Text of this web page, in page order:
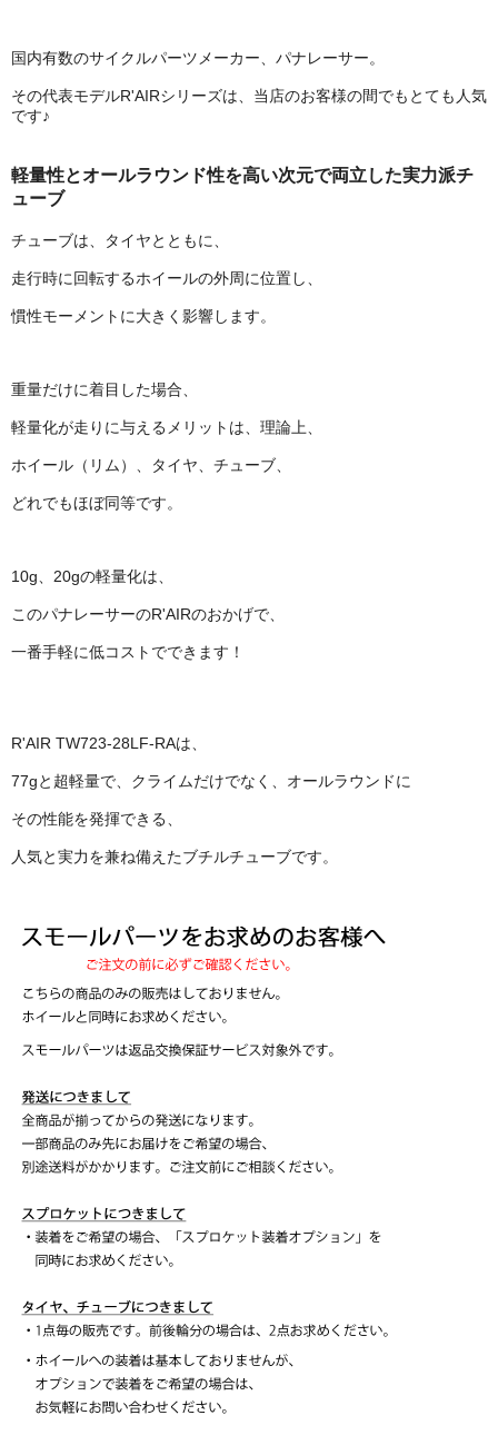
国内有数のサイクルパーツメーカー、パナレーサー。
その代表モデルR'AIRシリーズは、当店のお客様の間でもとても人気
です♪
軽量性とオールラウンド性を高い次元で両立した実力派チ
ューブ
チューブは、タイヤとともに、
走行時に回転するホイールの外周に位置し、
慣性モーメントに大きく影響します。
重量だけに着目した場合、
軽量化が走りに与えるメリットは、理論上、
ホイール（リム）、タイヤ、チューブ、
どれでもほぼ同等です。
10g、20gの軽量化は、
このパナレーサーのR'AIRのおかげで、
一番手軽に低コストでできます！
R'AIR TW723-28LF-RAは、
77gと超軽量で、クライムだけでなく、オールラウンドに
その性能を発揮できる、
人気と実力を兼ね備えたブチルチューブです。